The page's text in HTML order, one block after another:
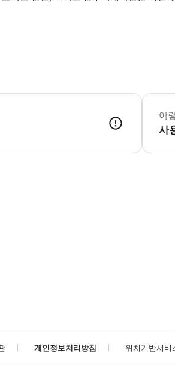
마쓰모
이
사
개인정보처리방침 위치기반서비